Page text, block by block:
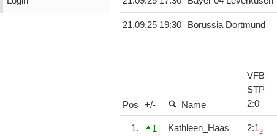
21.09.25 19:30 Borussia Dortmund
Pos +/- Name
VFB
STP
2:0
1. 1 Kathleen_Haas 2:12